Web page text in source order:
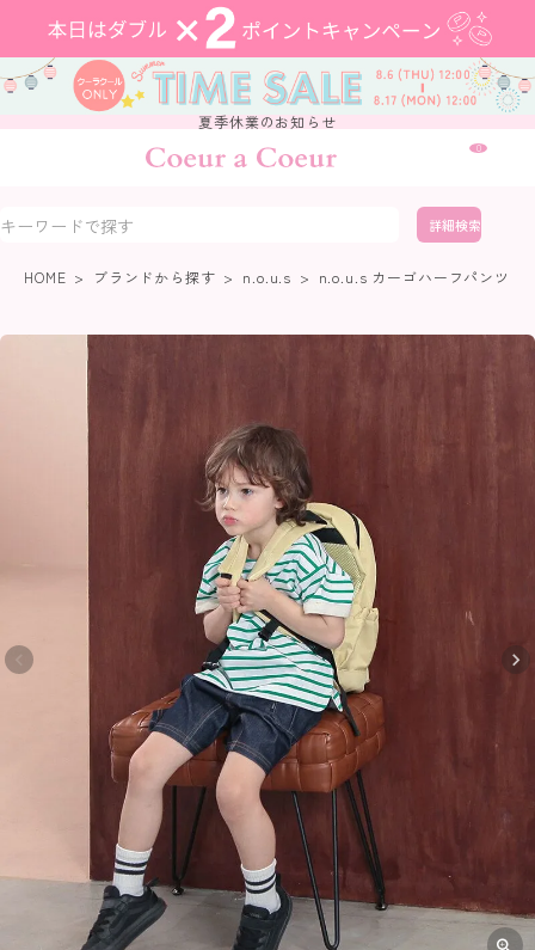
夏季休業のお知らせ
0
詳細検索
HOME ブランドから探す n.o.u.s n.o.u.s カーゴハーフパンツ